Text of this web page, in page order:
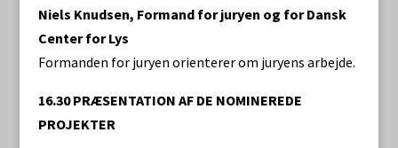
Niels Knudsen, Formand for juryen og for Dansk
Center for Lys
Formanden for juryen orienterer om juryens arbejde.
16.30 PRÆSENTATION AF DE NOMINEREDE
PROJEKTER